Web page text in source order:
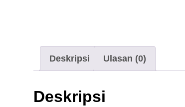
Deskripsi Ulasan (0)
Deskripsi